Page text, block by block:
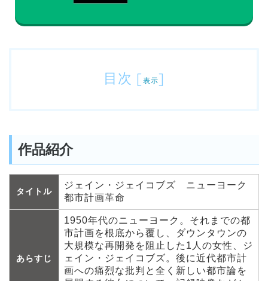
目次 [ 表示]
作品紹介
タイトル
ジェイン・ジェイコブズ ニューヨーク
都市計画革命
あらすじ
1950年代のニューヨーク。それまでの都
市計画を根底から覆し、ダウンタウンの
大規模な再開発を阻止した1人の女性、ジ
ェイン・ジェイコブズ。後に近代都市計
画への痛烈な批判と全く新しい都市論を